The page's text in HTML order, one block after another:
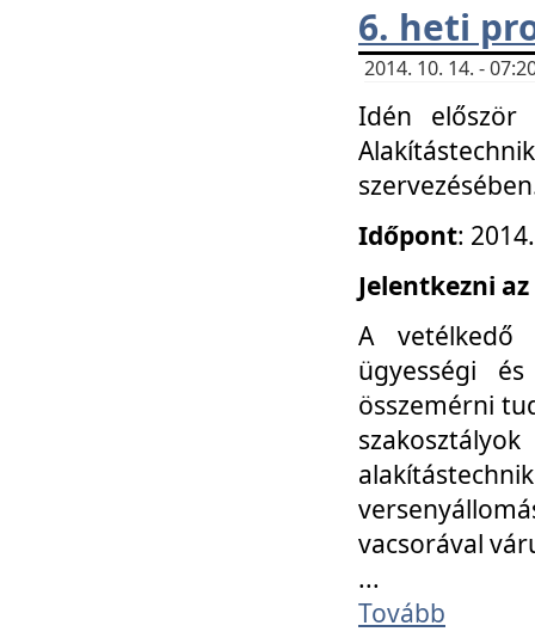
6. heti
2014. 10. 14. -
Idén
Időpont:
Jelentkezni az
A vetélkedő
ügyességi
összemérni
vacsorával
...
Tovább